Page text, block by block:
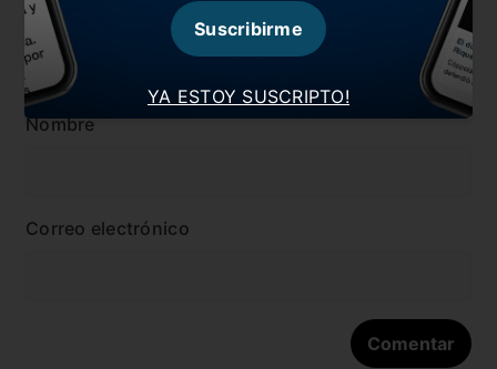
Nombre
Correo electrónico
YA ESTOY SUSCRIPTO!
Suscribirme